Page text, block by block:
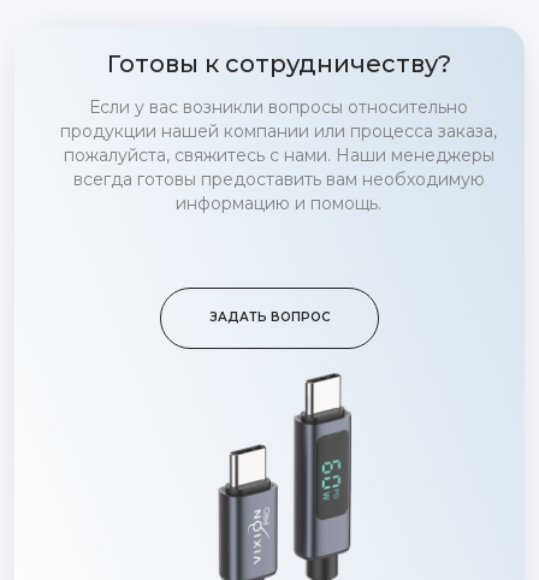
Готовы к сотрудничеству?
Если у вас возникли вопросы относительно
продукции нашей компании или процесса заказа,
пожалуйста, свяжитесь с нами. Наши менеджеры
всегда готовы предоставить вам необходимую
информацию и помощь.
ЗАДАТЬ ВОПРОС